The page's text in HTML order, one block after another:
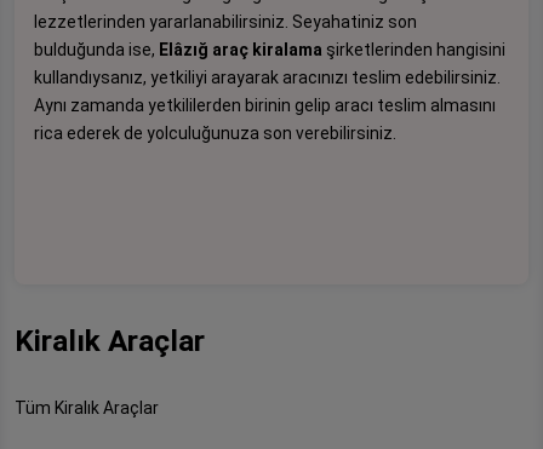
lezzetlerinden yararlanabilirsiniz. Seyahatiniz son
bulduğunda ise, Elâzığ araç kiralama şirketlerinden hangisini
kullandıysanız, yetkiliyi arayarak aracınızı teslim edebilirsiniz.
Aynı zamanda yetkililerden birinin gelip aracı teslim almasını
rica ederek de yolculuğunuza son verebilirsiniz.
Kiralık Araçlar
Tüm Kiralık Araçlar